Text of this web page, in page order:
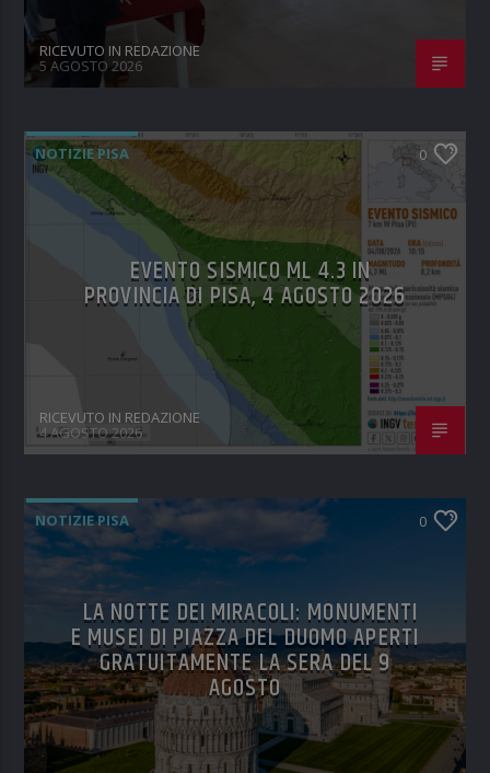
RICEVUTO IN REDAZIONE
5 AGOSTO 2026
NOTIZIE PISA 0
EVENTO SISMICO ML 4.3 IN
PROVINCIA DI PISA, 4 AGOSTO 2026
RICEVUTO IN REDAZIONE
4 AGOSTO 2026
NOTIZIE PISA 0
LA NOTTE DEI MIRACOLI: MONUMENTI
E MUSEI DI PIAZZA DEL DUOMO APERTI
GRATUITAMENTE LA SERA DEL 9
AGOSTO